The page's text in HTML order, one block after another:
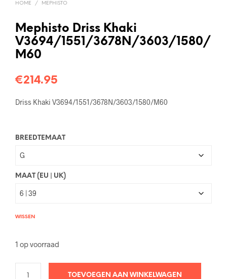
HOME / MEPHISTO
Mephisto Driss Khaki
V3694/1551/3678N/3603/1580/
M60
€214.95
Driss Khaki V3694/1551/3678N/3603/1580/M60
BREEDTEMAAT
MAAT (EU | UK)
WISSEN
1 op voorraad
TOEVOEGEN AAN WINKELWAGEN